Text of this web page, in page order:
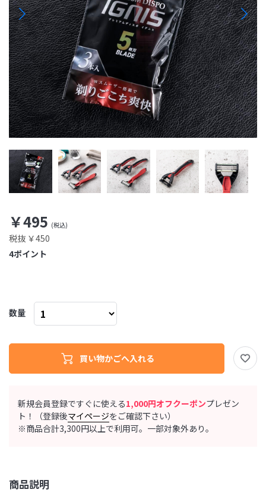
新規会員登録ですぐに使える1,000円オフクーポンプレゼン
ト！（登録後マイページをご確認下さい）
※商品合計3,300円以上で利用可。一部対象外あり。
商品説明
￥495
税抜 ￥450
ポイント
4
数量